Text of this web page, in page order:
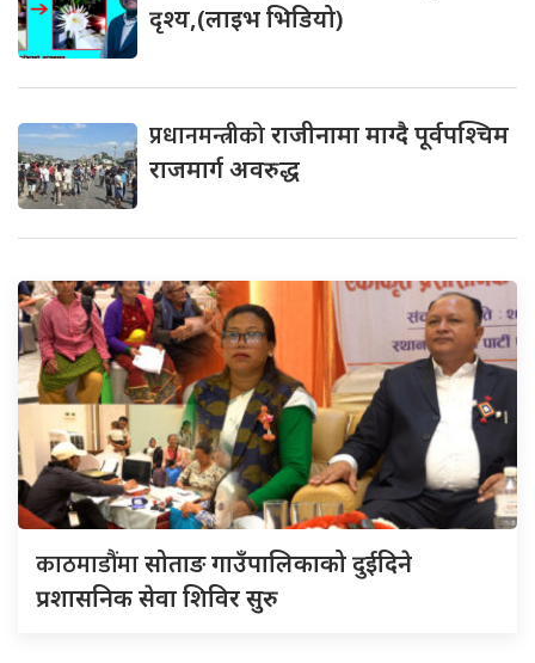
दृश्य,(लाइभ भिडियो)
प्रधानमन्त्रीकोराजीनामा माग्दै पूर्वपश्चिम
राजमार्ग अवरुद्ध
काठमाडौंमासोताङ गाउँपालिकाको दुईदिने
प्रशासनिक सेवा शिविर सुरु